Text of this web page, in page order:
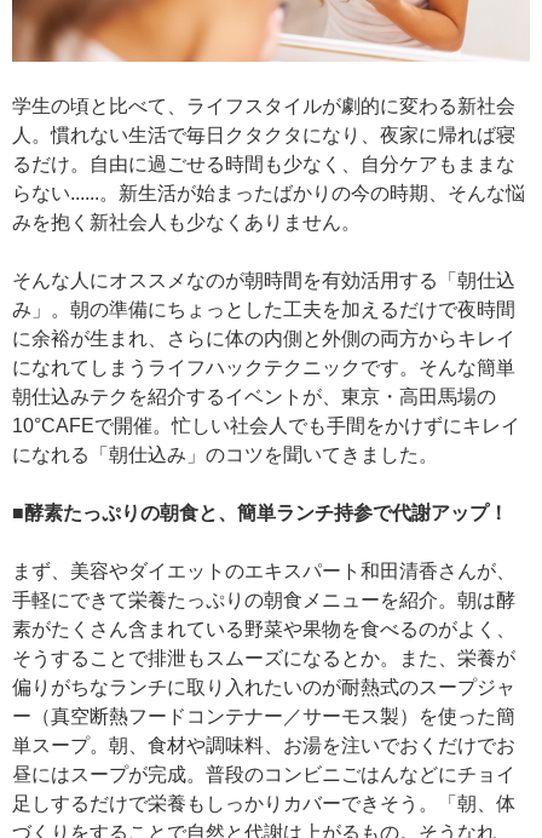
学生の頃と比べて、ライフスタイルが劇的に変わる新社会
人。慣れない生活で毎日クタクタになり、夜家に帰れば寝
るだけ。自由に過ごせる時間も少なく、自分ケアもままな
らない......。新生活が始まったばかりの今の時期、そんな悩
みを抱く新社会人も少なくありません。
そんな人にオススメなのが朝時間を有効活用する「朝仕込
み」。朝の準備にちょっとした工夫を加えるだけで夜時間
に余裕が生まれ、さらに体の内側と外側の両方からキレイ
になれてしまうライフハックテクニックです。そんな簡単
朝仕込みテクを紹介するイベントが、東京・高田馬場の
10°CAFEで開催。忙しい社会人でも手間をかけずにキレイ
になれる「朝仕込み」のコツを聞いてきました。
■酵素たっぷりの朝食と、簡単ランチ持参で代謝アップ！
まず、美容やダイエットのエキスパート和田清香さんが、
手軽にできて栄養たっぷりの朝食メニューを紹介。朝は酵
素がたくさん含まれている野菜や果物を食べるのがよく、
そうすることで排泄もスムーズになるとか。また、栄養が
偏りがちなランチに取り入れたいのが耐熱式のスープジャ
ー（真空断熱フードコンテナー／サーモス製）を使った簡
単スープ。朝、食材や調味料、お湯を注いでおくだけでお
昼にはスープが完成。普段のコンビニごはんなどにチョイ
足しするだけで栄養もしっかりカバーできそう。「朝、体
づくりをすることで自然と代謝は上がるもの。そうなれ